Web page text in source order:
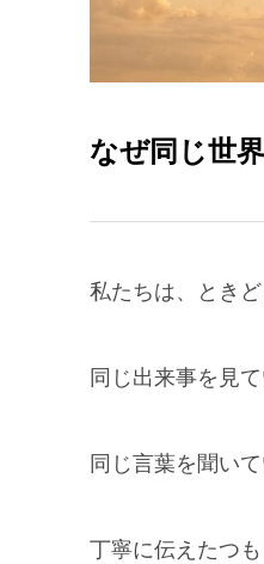
なぜ同じ世
私たちは、とき
同じ出来事を見
同じ言葉を聞い
丁寧に伝えたつ